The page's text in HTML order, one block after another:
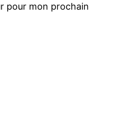
pour mon prochain